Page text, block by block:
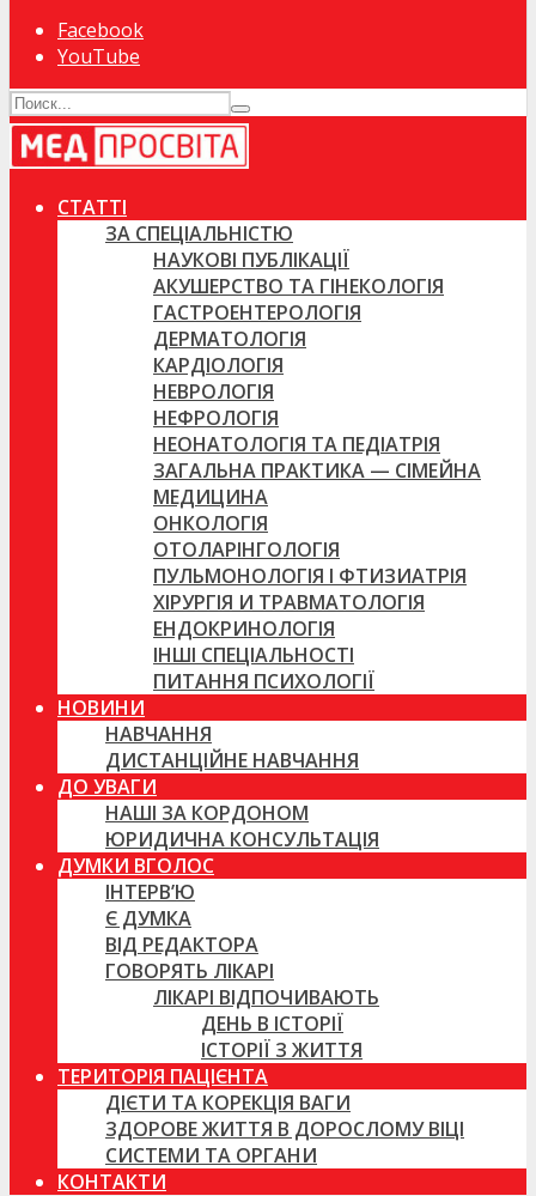
Facebook
YouTube
СТАТТІ
ЗА СПЕЦІАЛЬНІСТЮ
НАУКОВІ ПУБЛІКАЦІЇ
АКУШЕРСТВО ТА ГІНЕКОЛОГІЯ
ГАСТРОЕНТЕРОЛОГІЯ
ДЕРМАТОЛОГІЯ
КАРДІОЛОГІЯ
НЕВРОЛОГІЯ
НЕФРОЛОГІЯ
НЕОНАТОЛОГІЯ ТА ПЕДІАТРІЯ
ЗАГАЛЬНА ПРАКТИКА — СІМЕЙНА
МЕДИЦИНА
ОНКОЛОГІЯ
ОТОЛАРІНГОЛОГІЯ
ПУЛЬМОНОЛОГІЯ І ФТИЗИАТРІЯ
ХІРУРГІЯ И ТРАВМАТОЛОГІЯ
ЕНДОКРИНОЛОГІЯ
ІНШІ СПЕЦІАЛЬНОСТІ
ПИТАННЯ ПСИХОЛОГІЇ
НОВИНИ
НАВЧАННЯ
ДИСТАНЦІЙНЕ НАВЧАННЯ
ДО УВАГИ
НАШІ ЗА КОРДОНОМ
ЮРИДИЧНА КОНСУЛЬТАЦІЯ
ДУМКИ ВГОЛОС
ІНТЕРВ’Ю
Є ДУМКА
ВІД РЕДАКТОРА
ГОВОРЯТЬ ЛІКАРІ
ЛІКАРІ ВІДПОЧИВАЮТЬ
ДЕНЬ В ІСТОРІЇ
ІСТОРІЇ З ЖИТТЯ
ТЕРИТОРІЯ ПАЦІЄНТА
ДІЄТИ ТА КОРЕКЦІЯ ВАГИ
ЗДОРОВЕ ЖИТТЯ В ДОРОСЛОМУ ВІЦІ
СИСТЕМИ ТА ОРГАНИ
КОНТАКТИ